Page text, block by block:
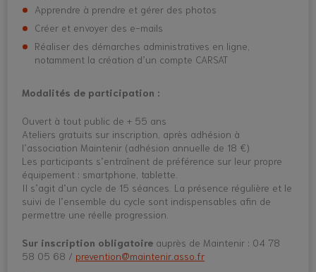
Apprendre à prendre et gérer des photos
Créer et envoyer des e-mails
Réaliser des démarches administratives en ligne,
notamment la création d’un compte CARSAT
Modalités de participation :
Ouvert à tout public de + 55 ans
Ateliers gratuits sur inscription, après adhésion à
l’association Maintenir (adhésion annuelle de 18 €)
Les participants s’entraînent de préférence sur leur propre
équipement : smartphone, tablette.
Il s’agit d’un cycle de 15 séances. La présence régulière et le
suivi de l’ensemble du cycle sont indispensables afin de
permettre une réelle progression.
Sur inscription obligatoire auprès de Maintenir : 04 78
58 05 68 / prevention@maintenir.asso.fr